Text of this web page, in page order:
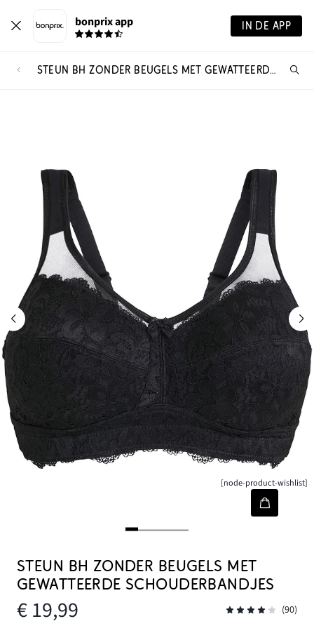
bonprix app IN DE APP
STEUN BH ZONDER BEUGELS MET GEWATTEERDE SCHOUDERBANDJES
[node-product-wishlist]
STEUN BH ZONDER BEUGELS MET
GEWATTEERDE SCHOUDERBANDJES
€ 19,99
(90)